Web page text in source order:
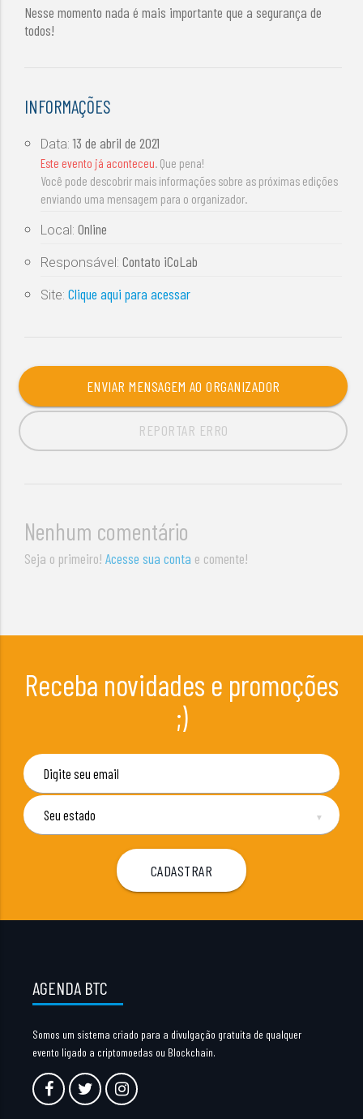
Nesse momento nada é mais importante que a segurança de
todos!
INFORMAÇÕES
Data:13 de abril de 2021
Este evento já aconteceu. Que pena!
Você pode descobrir mais informações sobre as próximas edições
enviando uma mensagem para o organizador.
Local:Online
Responsável:Contato iCoLab
Site:Clique aqui para acessar
ENVIAR MENSAGEM AO ORGANIZADOR
REPORTAR ERRO
Nenhum comentário
Seja o primeiro!Acesse sua conta e comente!
Receba novidades e promoções
;)
▼
AGENDA BTC
Somos um sistema criado para a divulgação gratuita de qualquer
evento ligado a criptomoedas ou Blockchain.